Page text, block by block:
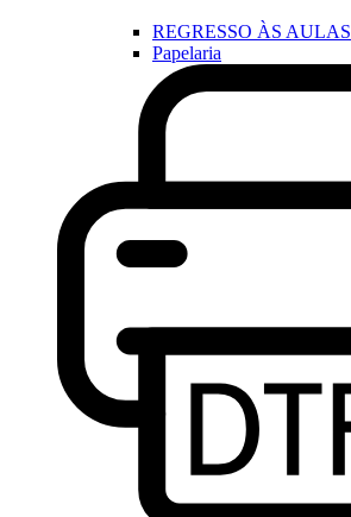
REGRESSO ÀS AULAS
Papelaria